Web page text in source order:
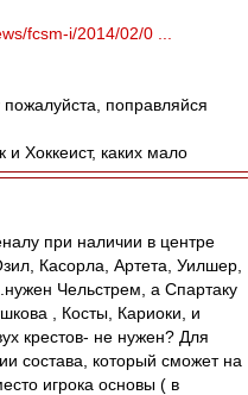
fcsm-i/2014/02/0 ...
поправляйся
и Хоккеист, каких мало
при наличии в центре
Касорла, Артета, Уилшер,
Чельстрем, а Спартаку
, Косты, Кариоки, и
крестов- не нужен? Для
состава, который сможет на
игрока основы ( в